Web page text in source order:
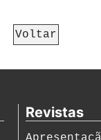
Voltar
Revistas